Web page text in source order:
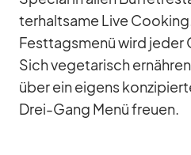
ter­halt­same Live
Fest­tags­menü wird je­der
Sich ve­ge­ta­risch
über ein ei­gens
Drei-Gang Menü freuen.